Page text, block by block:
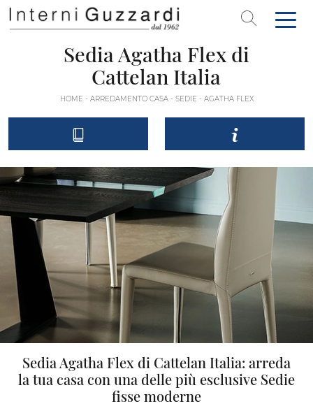
Sedia Agatha Flex di
Cattelan Italia
HOME - ARREDAMENTO CASA- SEDIE - AGATHA FLEX
Sedia Agatha Flex di Cattelan Italia: arreda
la tua casa con una delle più esclusive Sedie
fisse moderne